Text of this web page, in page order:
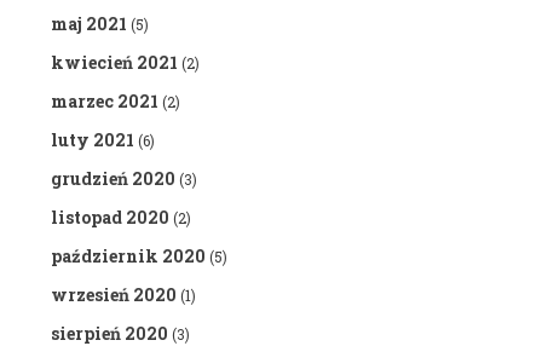
maj 2021 (5)
kwiecień 2021 (2)
marzec 2021 (2)
luty 2021 (6)
grudzień 2020 (3)
listopad 2020 (2)
październik 2020 (5)
wrzesień 2020 (1)
sierpień 2020 (3)